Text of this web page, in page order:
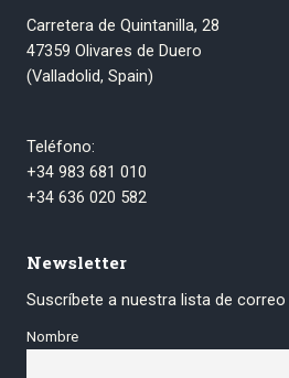
Carretera de Quintanilla, 28
47359 Olivares de Duero
(Valladolid, Spain)
Teléfono:
+34 983 681 010
+34 636 020 582
Newsletter
Suscríbete a nuestra lista de
Nombre